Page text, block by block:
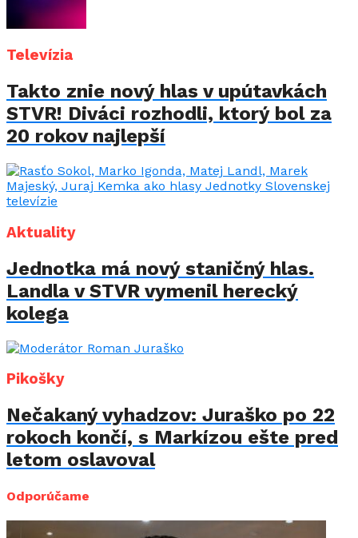
Televízia
Takto znie nový hlas v upútavkách
STVR! Diváci rozhodli, ktorý bol za
20 rokov najlepší
Aktuality
Jednotka má nový staničný hlas.
Landla v STVR vymenil herecký
kolega
Pikošky
Nečakaný vyhadzov: Juraško po 22
rokoch končí, s Markízou ešte pred
letom oslavoval
Odporúčame